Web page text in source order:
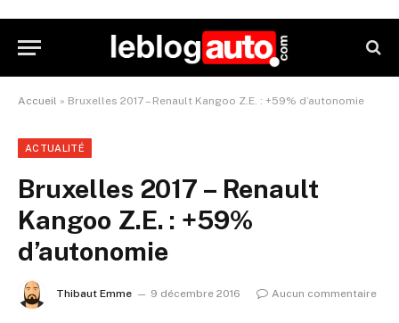
Accueil » Bruxelles 2017 – Renault Kangoo Z.E. : +59% d’autonomie
ACTUALITÉ
Bruxelles 2017 – Renault
Kangoo Z.E. : +59%
d’autonomie
Thibaut Emme 9 décembre 2016 Aucun commentaire